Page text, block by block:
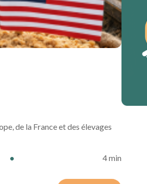
de la France et des élevages
• 4 min